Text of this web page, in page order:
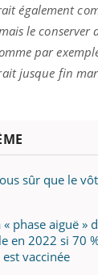
également
le conserver
par
jusque fin
sûr que le
phase aiguë »
en 2022 si 70
vaccinée